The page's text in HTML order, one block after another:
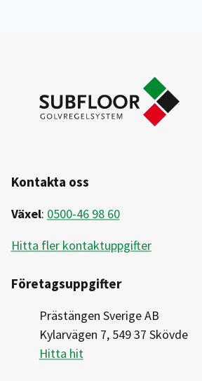
Kontakta oss
Växel: 0500-46 98 60
Hitta fler kontaktuppgifter
Företagsuppgifter
Prästängen Sverige AB
Kylarvägen 7, 549 37 Skövde
Hitta hit